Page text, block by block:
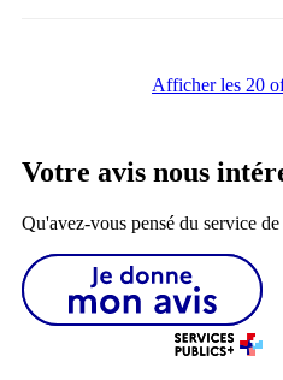
Afficher les 20
Votre avis nous
Qu'avez-vous pensé du service